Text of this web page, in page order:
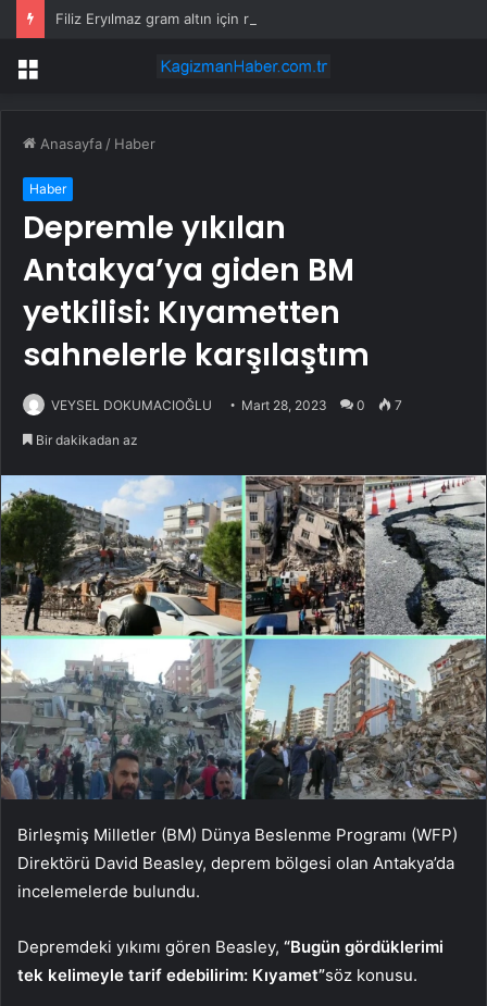
Menü
Anasayfa / Haber
Haber
Depremle yıkılan
Antakya’ya giden BM
yetkilisi: Kıyametten
sahnelerle karşılaştım
VEYSEL DOKUMACIOĞLU Mart 28, 2023 0 7
Bir dakikadan az
Birleşmiş Milletler (BM) Dünya Beslenme Programı (WFP)
Direktörü David Beasley, deprem bölgesi olan Antakya’da
incelemelerde bulundu.
Depremdeki yıkımı gören Beasley, “Bugün gördüklerimi
tek kelimeyle tarif edebilirim: Kıyamet”söz konusu.